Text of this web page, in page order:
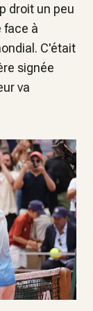
droit un peu
face à
C'était
signée
va